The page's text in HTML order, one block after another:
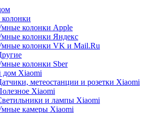
колонки Apple
колонки Яндекс
колонки VK и Mail.Ru
колонки Sber
Xiaomi
метеостанции и розетки Xiaomi
Xiaomi
и лампы Xiaomi
камеры Xiaomi